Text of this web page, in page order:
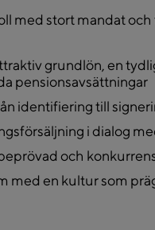
med stort mandat
grundlön, en
pensionsavsättningar
identifiering till
i dialog
och
med en kultur som